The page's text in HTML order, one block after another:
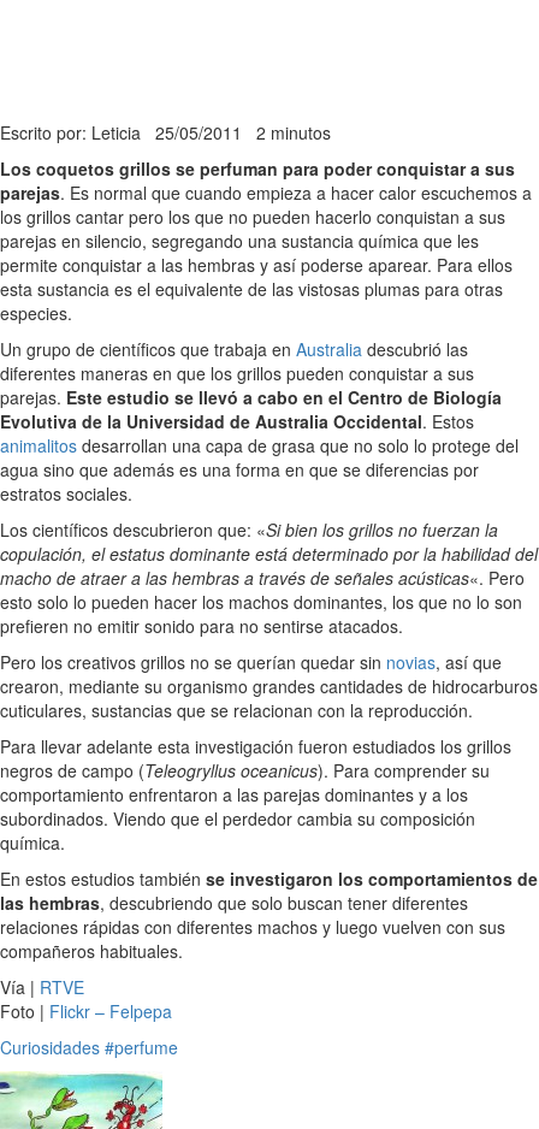
Escrito por: Leticia 25/05/2011 2 minutos
Los coquetos grillos se perfuman para poder conquistar a sus
parejas. Es normal que cuando empieza a hacer calor escuchemos a
los grillos cantar pero los que no pueden hacerlo conquistan a sus
parejas en silencio, segregando una sustancia química que les
permite conquistar a las hembras y así poderse aparear. Para ellos
esta sustancia es el equivalente de las vistosas plumas para otras
especies.
Un grupo de científicos que trabaja en Australia descubrió las
diferentes maneras en que los grillos pueden conquistar a sus
parejas. Este estudio se llevó a cabo en el Centro de Biología
Evolutiva de la Universidad de Australia Occidental. Estos
animalitos desarrollan una capa de grasa que no solo lo protege del
agua sino que además es una forma en que se diferencias por
estratos sociales.
Los científicos descubrieron que: «Si bien los grillos no fuerzan la
copulación, el estatus dominante está determinado por la habilidad del
macho de atraer a las hembras a través de señales acústicas«. Pero
esto solo lo pueden hacer los machos dominantes, los que no lo son
prefieren no emitir sonido para no sentirse atacados.
Pero los creativos grillos no se querían quedar sin novias, así que
crearon, mediante su organismo grandes cantidades de hidrocarburos
cuticulares, sustancias que se relacionan con la reproducción.
Para llevar adelante esta investigación fueron estudiados los grillos
negros de campo (Teleogryllus oceanicus). Para comprender su
comportamiento enfrentaron a las parejas dominantes y a los
subordinados. Viendo que el perdedor cambia su composición
química.
En estos estudios también se investigaron los comportamientos de
las hembras, descubriendo que solo buscan tener diferentes
relaciones rápidas con diferentes machos y luego vuelven con sus
compañeros habituales.
Vía | RTVE
Foto | Flickr – Felpepa
Curiosidades #perfume